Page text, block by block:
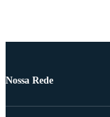
Nossa Rede